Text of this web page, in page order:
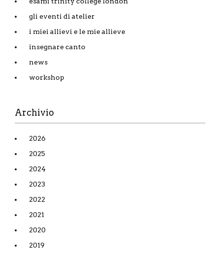
gli eventi di atelier
i miei allievi e le mie allieve
insegnare canto
news
workshop
Archivio
2026
2025
2024
2023
2022
2021
2020
2019